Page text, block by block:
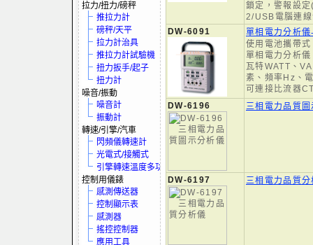
拉力/扭力/磅秤
推拉力計
磅秤/天平
拉力計治具
推拉力計試驗機
扭力扳手/起子
扭力計
噪音/振動
噪音計
振動計
轉速/引擎/汽車
閃頻儀轉速計
光電式/接觸式
引擎轉速溫度多功電表
控制用儀錶
感測傳送器
控制顯示表
感測器
搖控控制器
應用工具
鎖定，警報設
2/USB電腦連
DW-6091
單相電力分析
使用電池攜帶
單相電力分析儀
瓦特WATT、
素、頻率Hz、
可連接比流器
DW-6196
三相電力品質
DW-6197 三相電力品質分